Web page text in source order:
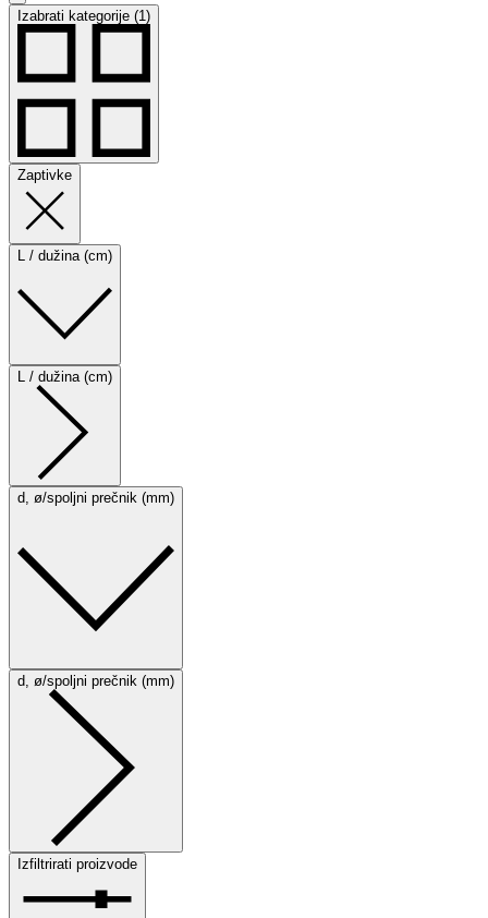
Izabrati kategorije (1)
Zaptivke
L / dužina (cm)
L / dužina (cm)
d, ø/spoljni prečnik (mm)
d, ø/spoljni prečnik (mm)
Izfiltrirati proizvode